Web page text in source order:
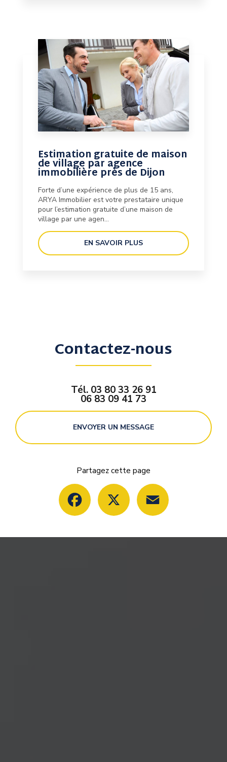
Estimation gratuite de maison
de village par agence
immobilière près de Dijon
Forte d’une expérience de plus de 15 ans,
ARYA Immobilier est votre prestataire unique
pour l’estimation gratuite d’une maison de
village par une agen...
EN SAVOIR PLUS
Contactez-nous
Tél. 03 80 33 26 91
06 83 09 41 73
ENVOYER UN MESSAGE
Partagez cette page
Facebook